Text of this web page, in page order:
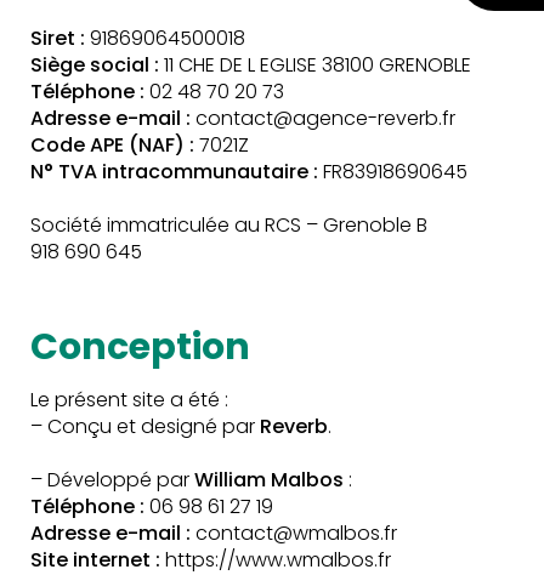
Siret : 91869064500018
Siège social : 11 CHE DE L EGLISE 38100 GRENOBLE
Téléphone : 02 48 70 20 73
Adresse e-mail : contact@agence-reverb.fr
Code APE (NAF) : 7021Z
N° TVA intracommunautaire : FR83918690645
Société immatriculée au RCS – Grenoble B
918 690 645
Conception
Le présent site a été :
– Conçu et designé par Reverb.
– Développé parWilliam Malbos :
Téléphone : 06 98 61 27 19
Adresse e-mail : contact@wmalbos.fr
Site internet : https://www.wmalbos.fr